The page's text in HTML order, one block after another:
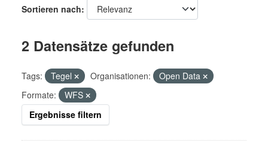
Sortieren nach
2 Datensätze gefunden
Tags: Tegel Organisationen:
Open Data
Formate:
WFS
Ergebnisse filtern